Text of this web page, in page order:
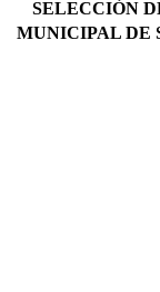
SELECCIÓN
MUNICIPAL DE